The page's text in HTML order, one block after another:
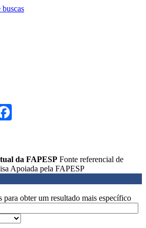
da FAPESP Fonte referencial de
Apoiada pela FAPESP
para obter um resultado mais específico